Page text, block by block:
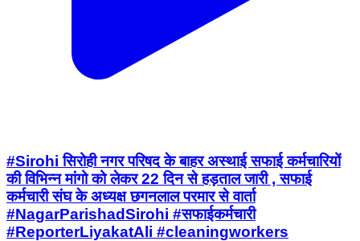
#Sirohi सिरोही नगर परिषद के बाहर अस्थाई सफाई कर्मचारियों
की विभिन्न मांगो को लेकर 22 दिन से हड़ताल जारी , सफाई
कर्मचारी संघ के अध्यक्ष छगनलाल परमार से वार्ता
#NagarParishadSirohi #सफाईकर्मचारी
#ReporterLiyakatAli #cleaningworkers